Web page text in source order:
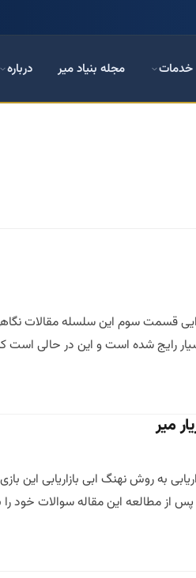
خدمات مجله بنیاد میر درباره
قسمت سوم این سلسله مقالات
رایج شده است و این در حالی است
میر
به روش نهنگ ابی
از مطالعه این مقاله سوالات خود را